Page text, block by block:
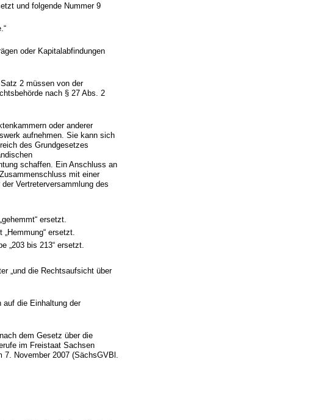
und folgende Nummer 9
oder Kapitalabfindungen
2 müssen von der
nach § 27 Abs. 2
oder anderer
aufnehmen. Sie kann sich
des Grundgesetzes
schaffen. Ein Anschluss an
mit einer
Vertreterversammlung des
ersetzt.
ersetzt.
„203 bis 213“ ersetzt.
„und die Rechtsaufsicht über
auf die Einhaltung der
dem Gesetz über die
im Freistaat Sachsen
November 2007 (SächsGVBl.